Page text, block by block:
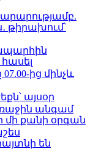
թիրախում՝
07.00-ից մինչև
այսօր
անգամ
քանի օրգան
են